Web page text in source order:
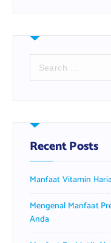
r
h
f
o
:
Recent Posts
Manfaat Vitamin
Mengenal Manfaat
Anda